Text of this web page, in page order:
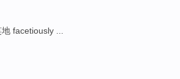
facetiously ...